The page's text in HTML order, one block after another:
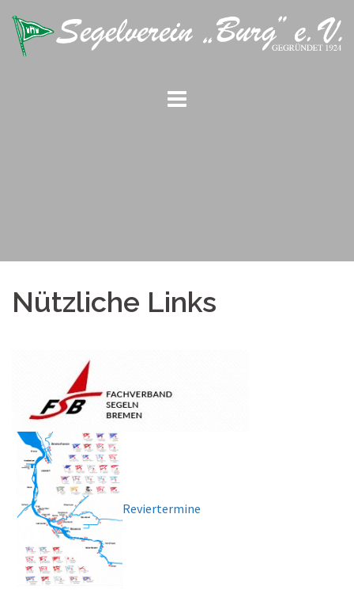
zum
Inhalt
Nützliche Links
Reviertermine